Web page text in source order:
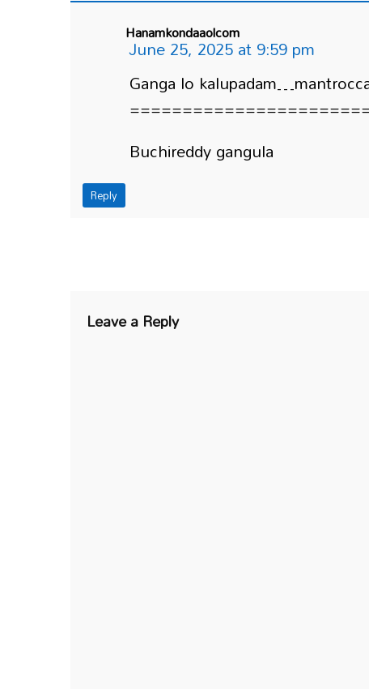
Hanamkondaaolcom
June 25, 2025 at 9:59 pm
Ganga lo
Buchireddy gangula
Reply
Leave a Reply